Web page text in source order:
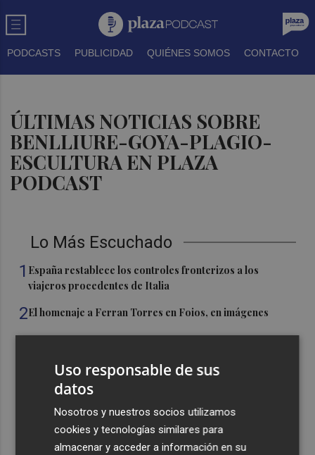
PODCASTS PUBLICIDAD QUIÉNES SOMOS CONTACTO
ÚLTIMAS NOTICIAS SOBRE
BENLLIURE-GOYA-PLAGIO-
ESCULTURA EN PLAZA
PODCAST
Lo Más Escuchado
1 España restablece los controles fronterizos a los
viajeros procedentes de Italia
2El homenaje a Ferran Torres en Foios, en imágenes
pueblo: "Allá donde voy siempre digo que soy de Foios"
Foios se vuelca con Ferran Torres
Las '200 vidas' que llevaron a Paco Rabal de Águilas a la
Uso responsable de sus
datos
Nosotros y nuestros socios utilizamos
cookies y tecnologías similares para
almacenar y acceder a información en su